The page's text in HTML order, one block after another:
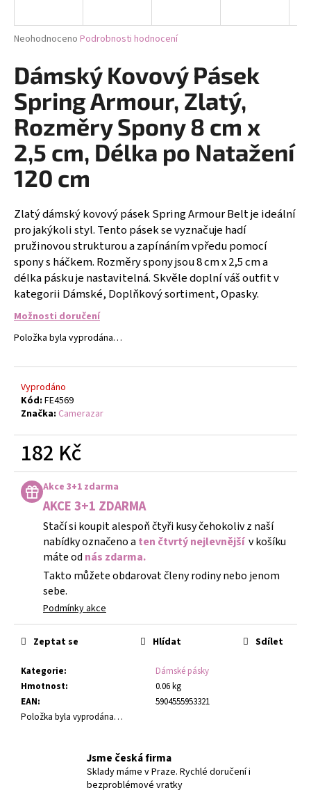
Průměrné
produktu
je
0,0
z
5
hvězdiček.
Neohodnoceno Podrobnosti hodnocení
Dámský Kovový Pásek
Spring Armour, Zlatý,
Rozměry Spony 8 cm x
2,5 cm, Délka po Natažení
120 cm
Zlatý dámský kovový pásek Spring Armour Belt je ideální
pro jakýkoli styl. Tento pásek se vyznačuje hadí
pružinovou strukturou a zapínáním vpředu pomocí
spony s háčkem. Rozměry spony jsou 8 cm x 2,5 cm a
délka pásku je nastavitelná. Skvěle doplní váš outfit v
kategorii Dámské, Doplňkový sortiment, Opasky.
Možnosti doručení
Položka byla vyprodána…
Vyprodáno
Kód: FE4569
Značka: Camerazar
182 Kč
Měrná
cena:Akce 3+1 zdarma
AKCE 3+1 ZDARMA
Stačí si koupit alespoň čtyři kusy čehokoliv z naší
nabídky označeno a ten čtvrtý nejlevnější v košíku
máte od nás zdarma.
Takto můžete obdarovat členy rodiny nebo jenom
sebe.
Podmínky akce
Kategorie:
Dámské pásky
Hmotnost:
0.06 kg
EAN:
5904555953321
Položka byla vyprodána…
Zeptat se Hlídat Sdílet
Jsme česká firma
Sklady máme v Praze. Rychlé doručení i
bezproblémové vratky
D
o
p
o
r
u
č
u
m
e
NÁRAMEK
Z
PRAVÝCH
KAMENŮ
ACHÁT
RŮŽOVÝ
A
UNISEX
149
Kč